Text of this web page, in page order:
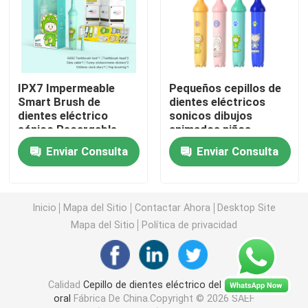
cepillo de dientes eléctrico recargable
Cepillo de dientes eléctrico de los niños
Sonic Electric Toothbrush
Cepillo de dientes eléctrico elegante
IPX7 Impermeable
Smart Brush de
dientes eléctrico
sónico Recargable
Brush de dientes
vibratorio automático
Enviar Consulta
Pequeños cepillos de
dientes eléctricos
sonicos dibujos
animados niños
inteligentes cepillos
de dientes para niños
de 3 a 15 años
Enviar Consulta
Inicio Mapa del Sitio Contactar Ahora
Desktop Site
Mapa del Sitio
Política de privacidad
Calidad Cepillo de dientes eléctrico del cuidado
oral
Fábrica De China.Copyright © 2026 SAEF